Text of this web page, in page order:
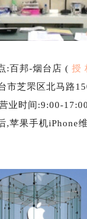
:百邦-烟台店 ( 授
市芝罘区北马路
业时间:9:00-
,苹果手机iPhone